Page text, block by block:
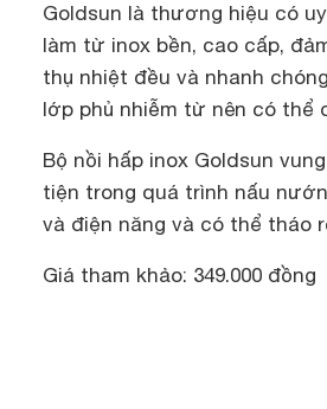
Goldsun là thương hiệu có
làm từ inox bền, cao cấp,
thụ nhiệt đều và nhanh
lớp phủ nhiễm từ nên có thể
Bộ nồi hấp inox Goldsun
tiện trong quá trình nấu
và điện năng và có thể tháo
Giá tham khảo: 349.000 đồng